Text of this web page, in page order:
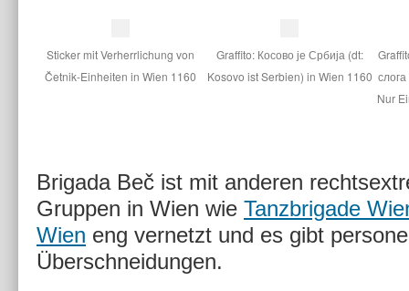
Sticker mit Verherrlichung von
Četnik-Einheiten in Wien 1160
Graffito: Косово је Србија (dt:
Kosovo ist Serbien) in Wien 1160
Nur
Brigada Beč ist mit anderen
Gruppen in Wien wie Tanzbrigade
Wien eng vernetzt und es gibt
Überschneidungen.